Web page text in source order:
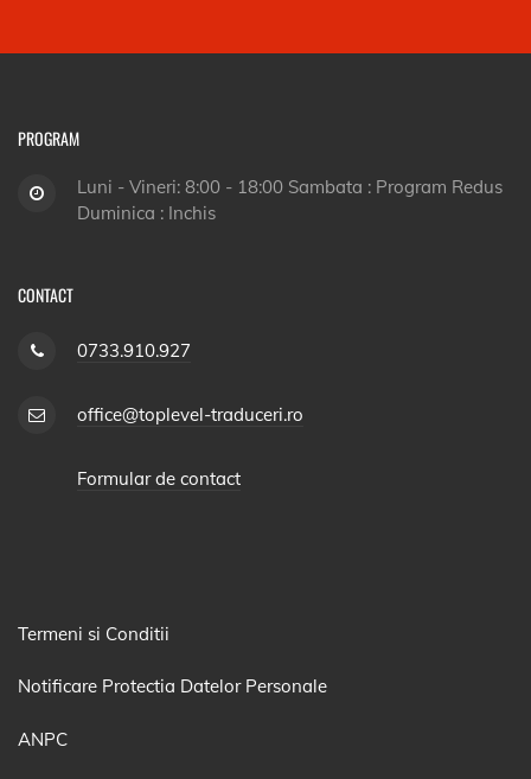
PROGRAM
Luni - Vineri: 8:00 - 18:00 Sambata : Program Redus
Duminica : Inchis
CONTACT
0733.910.927
office@toplevel-traduceri.ro
Formular de contact
Termeni si Conditii
Notificare Protectia Datelor Personale
ANPC